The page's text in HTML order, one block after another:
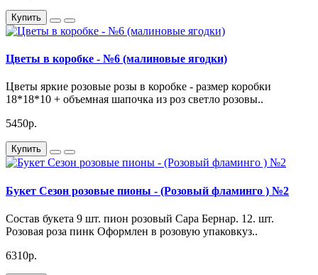
Купить
Цветы в коробке - №6 (малиновые ягодки)
Цветы яркие розовые розы в коробке - размер коробки
18*18*10 + объемная шапочка из роз светло розовы..
5450р.
Купить
Букет Сезон розовые пионы - (Розовый фламинго ) №2
Состав букета 9 шт. пион розовый Сара Бернар. 12. шт.
Розовая роза пинк Оформлен в розовую упаковкуз..
6310р.